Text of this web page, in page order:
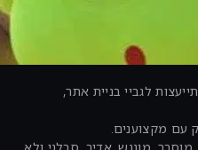
אתר,